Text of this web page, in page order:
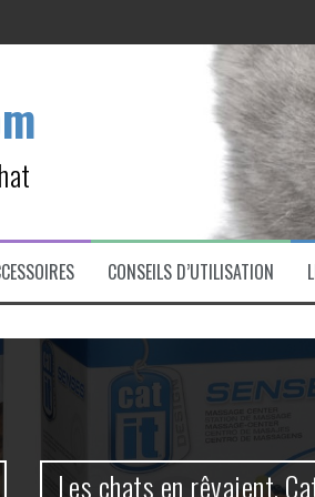
CONSEILS D’UTILISATION
Les chats en rêvaient,